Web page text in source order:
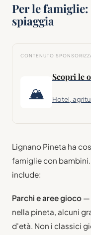
Per le
spiaggia
CONTENUTO
🏔
Scopri le
Hotel,
Lignano Pineta ha
famiglie con
include:
Parchi e aree gioco —
nella pineta, alcuni
d'età. Non i classici